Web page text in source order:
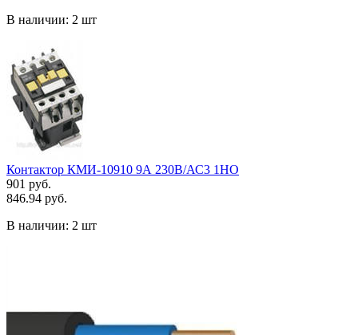
В наличии: 2 шт
Контактор КМИ-10910 9А 230В/АС3 1НО
901 руб.
846.94 руб.
В наличии: 2 шт